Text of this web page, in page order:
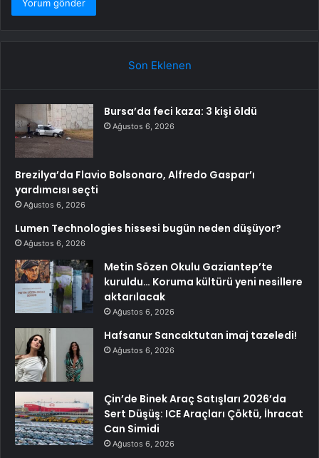
Son Eklenen
Bursa’da feci kaza: 3 kişi öldü
Ağustos 6, 2026
Brezilya’da Flavio Bolsonaro, Alfredo Gaspar’ı
yardımcısı seçti
Ağustos 6, 2026
Lumen Technologies hissesi bugün neden düşüyor?
Ağustos 6, 2026
Metin Sözen Okulu Gaziantep’te
kuruldu… Koruma kültürü yeni nesillere
aktarılacak
Ağustos 6, 2026
Hafsanur Sancaktutan imaj tazeledi!
Ağustos 6, 2026
Çin’de Binek Araç Satışları 2026’da
Sert Düşüş: ICE Araçları Çöktü, İhracat
Can Simidi
Ağustos 6, 2026